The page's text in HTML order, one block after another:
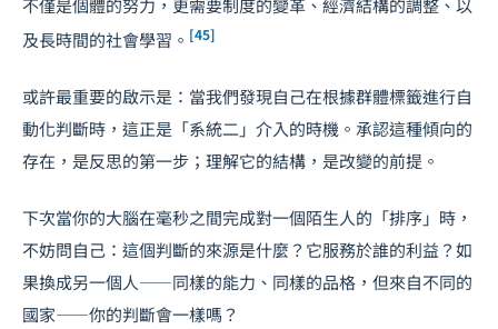
不僅是個體的努力，更需要制度的變革、經濟結構的調整、以
及長時間的社會學習。 [45]
或許最重要的啟示是：當我們發現自己在根據群體標籤進行自
動化判斷時，這正是「系統二」介入的時機。承認這種傾向的
存在，是反思的第一步；理解它的結構，是改變的前提。
下次當你的大腦在毫秒之間完成對一個陌生人的「排序」時，
不妨問自己：這個判斷的來源是什麼？它服務於誰的利益？如
果換成另一個人——同樣的能力、同樣的品格，但來自不同的
國家——你的判斷會一樣嗎？